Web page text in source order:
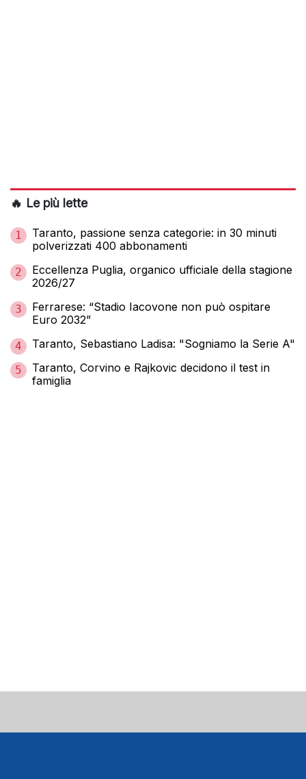
🔥 Le più lette
1
Taranto, passione senza categorie: in 30 minuti
polverizzati 400 abbonamenti
2
Eccellenza Puglia, organico ufficiale della stagione
2026/27
3
Ferrarese: “Stadio Iacovone non può ospitare
Euro 2032”
4 Taranto, Sebastiano Ladisa: "Sogniamo la Serie A"
5
Taranto, Corvino e Rajkovic decidono il test in
famiglia